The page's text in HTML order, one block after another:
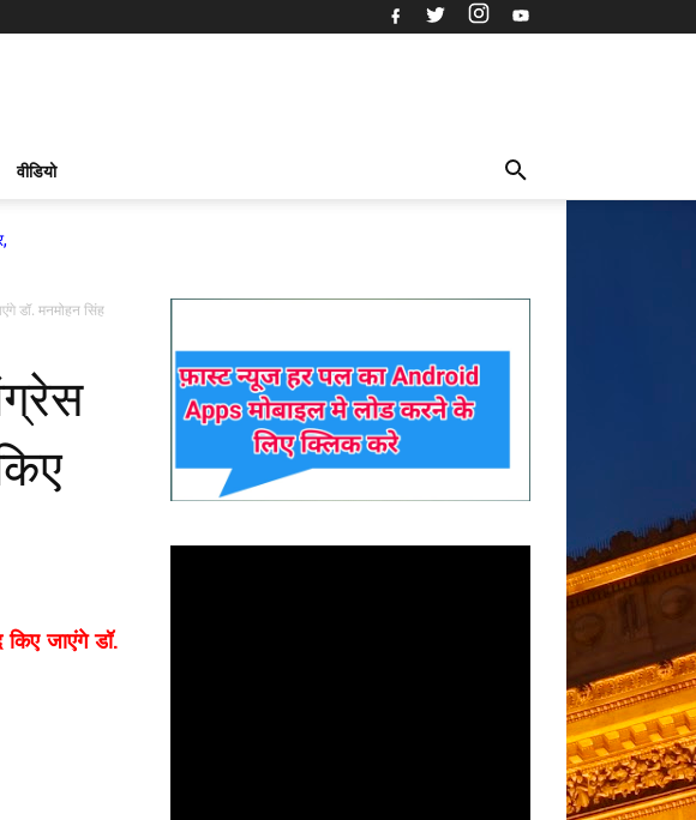
वीडियो
डॉ. मनमोहन सिंह
किए जाएंगे डॉ.